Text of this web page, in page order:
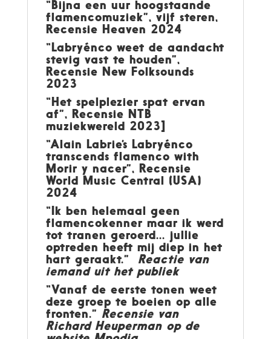
“Bijna een uur hoogstaande
flamencomuziek”, vijf steren,
Recensie Heaven 2024
“Labryénco weet de aandacht
stevig vast te houden”,
Recensie New Folksounds
2023
“Het spelplezier spat ervan
af”, Recensie NTB
muziekwereld 2023]
“Alain Labrie’s Labryénco
transcends flamenco with
Morir y nacer”, Recensie
World Music Central (USA)
2024
“Ik ben helemaal geen
flamencokenner maar ik werd
tot tranen geroerd... jullie
optreden heeft mij diep in het
hart geraakt.” Reactie van
iemand uit het publiek
“Vanaf de eerste tonen weet
deze groep te boeien op alle
fronten.” Recensie van
Richard Heuperman op de